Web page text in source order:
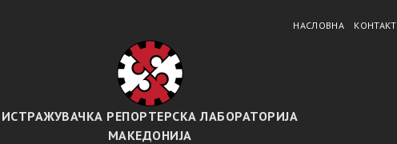
НАСЛОВНА КОНТАКТ
ИСТРАЖУВАЧКА РЕПОРТЕРСКА ЛАБОРАТОРИЈА
МАКЕДОНИЈА